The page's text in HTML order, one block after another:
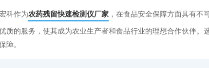
科作为农药残留快速检测仪厂家 ，在食品安全保障方面具有不
质的服务，使其成为农业生产者和食品行业的理想合作伙伴。
障。